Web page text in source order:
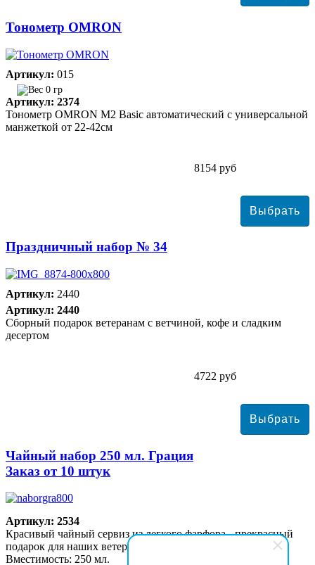
Тонометр ОMRON
Артикул: 015
0 гр
Артикул: 2374
Тонометр ОMRON M2 Basic автоматический с универсальной
манжеткой от 22-42см
8154 руб
Праздничный набор № 34
Артикул: 2440
Артикул: 2440
Сборный подарок ветеранам с ветчиной, кофе и сладким
десертом
4722 руб
Чайный набор 250 мл. Грация
Заказ от 10 штук
Артикул: 2534
Красивый чайный сервиз из легкого фарфора - прекрасный
подарок для наших ветеранов.
Вместимость: 250 мл.